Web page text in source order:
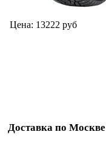
Цена: 13222 руб
Доставка по